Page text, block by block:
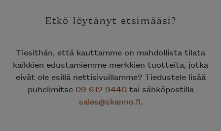
Etkö löytänyt etsimääsi?
Tiesithän, että kauttamme on mahdollista tilata
kaikkien edustamiemme merkkien tuotteita, jotka
eivät ole esillä nettisivuillamme? Tiedustele lisää
puhelimitse 09 612 9440tai sähköpostilla
sales@skanno.fi.